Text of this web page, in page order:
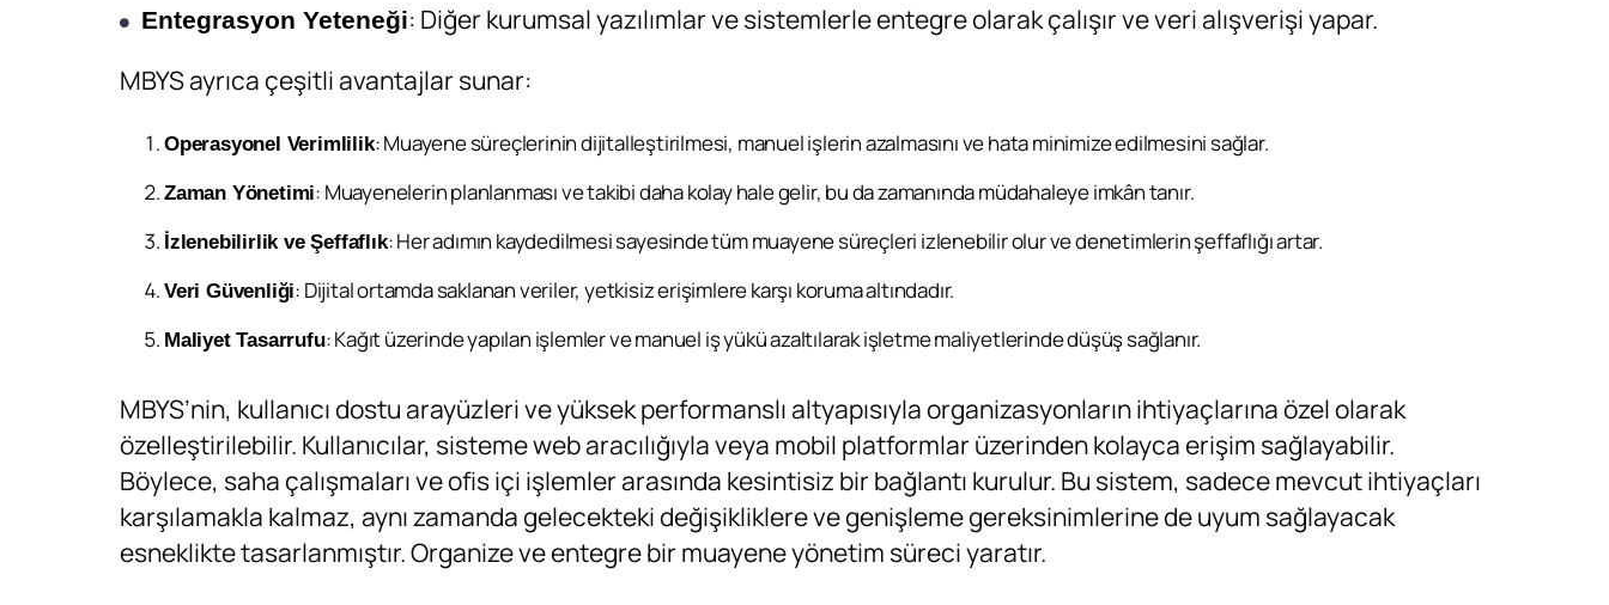
Entegrasyon Yeteneği: Diğer kurumsal yazılımlar ve sistemlerle entegre olarak çalışır ve veri alışverişi yapar.
MBYS ayrıca çeşitli avantajlar sunar:
Operasyonel Verimlilik: Muayene süreçlerinin dijitalleştirilmesi, manuel işlerin azalmasını ve hata minimize edilmesini sağlar.
Zaman Yönetimi: Muayenelerin planlanması ve takibi daha kolay hale gelir, bu da zamanında müdahaleye imkân tanır.
İzlenebilirlik ve Şeffaflık: Her adımın kaydedilmesi sayesinde tüm muayene süreçleri izlenebilir olur ve denetimlerin şeffaflığı artar.
Veri Güvenliği: Dijital ortamda saklanan veriler, yetkisiz erişimlere karşı koruma altındadır.
Maliyet Tasarrufu: Kağıt üzerinde yapılan işlemler ve manuel iş yükü azaltılarak işletme maliyetlerinde düşüş sağlanır.
MBYS’nin, kullanıcı dostu arayüzleri ve yüksek performanslı altyapısıyla organizasyonların ihtiyaçlarına özel olarak
özelleştirilebilir. Kullanıcılar, sisteme web aracılığıyla veya mobil platformlar üzerinden kolayca erişim sağlayabilir.
Böylece, saha çalışmaları ve ofis içi işlemler arasında kesintisiz bir bağlantı kurulur. Bu sistem, sadece mevcut ihtiyaçları
karşılamakla kalmaz, aynı zamanda gelecekteki değişikliklere ve genişleme gereksinimlerine de uyum sağlayacak
esneklikte tasarlanmıştır. Organize ve entegre bir muayene yönetim süreci yaratır.